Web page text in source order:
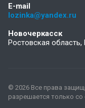
E-mail
lozinka@yandex.ru
Новочеркасск
Ростовская область,
© 2026 Все права
разрешается только со